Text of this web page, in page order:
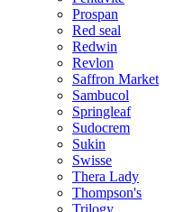
Prospan
Red seal
Redwin
Revlon
Saffron Market
Sambucol
Springleaf
Sudocrem
Sukin
Swisse
Thera Lady
Thompson's